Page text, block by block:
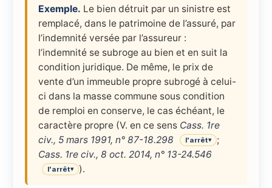
Exemple. Le bien détruit par un sinistre est
remplacé, dans le patrimoine de l’assuré, par
l’indemnité versée par l’assureur :
l’indemnité se subroge au bien et en suit la
condition juridique. De même, le prix de
vente d’un immeuble propre subrogé à celui-
ci dans la masse commune sous condition
de remploi en conserve, le cas échéant, le
caractère propre (V. en ce sens Cass. 1re
civ., 5 mars 1991, n° 87-18.298
l'arrêt▾
;
Cass. 1re civ., 8 oct. 2014, n° 13-24.546
l'arrêt▾ ).